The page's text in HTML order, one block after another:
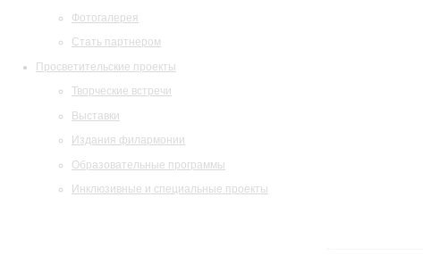
Фотогалерея
Стать партнером
Просветительские проекты
Творческие встречи
Выставки
Издания филармонии
Образовательные программы
Инклюзивные и специальные проекты